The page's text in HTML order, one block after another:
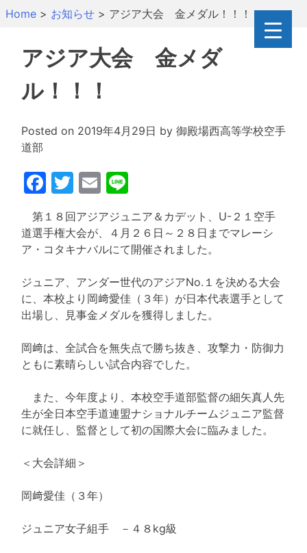
SkipHome > お知らせ > アジア大会 金メダル！！！
アジア大会 金メダ
ル！！！
Posted on 2019年4月29日 by 御殿場西高等学校空手
道部
Facebook
Twitter
Email
第１８回アジアジュニア＆カデット、U-２１空手
道選手権大会が、４月２６日～２８日までマレーシ
ア・コタキナバルにて開催されました。
ジュニア、アンダー世代のアジアNo.１を決める大会
に、本校より岡﨑愛佳（３年）が日本代表選手として
出場し、見事金メダルを獲得しました。
岡﨑は、全試合を無失点で勝ち抜き、攻撃力・防御力
ともに素晴らしい試合内容でした。
また、今年度より、本校空手道部監督の細矢真人先
生が全日本空手道連盟ナショナルチームジュニア監督
に就任し、監督として初の国際大会に臨みました。
＜大会詳細＞
岡﨑愛佳（３年）
ジュニア女子組手 －４８kg級